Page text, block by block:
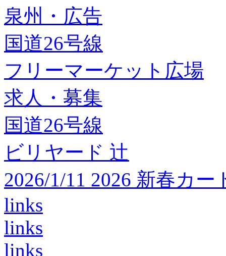
泉州・広告
国道26号線
フリーマーケット広場
求人・募集
国道26号線
ビリヤード 辻
2026/1/11 2026 新春カ
links
links
links